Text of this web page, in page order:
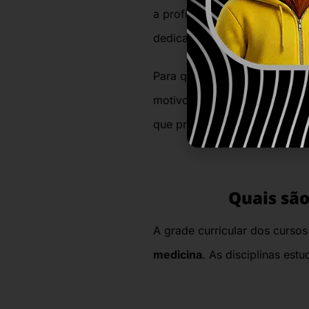
a profissão exigem muito
dedicar-se bastante aos
Para que você possa se
motivo, separamos as
que preparamos para você!
Quais
A grade curricular dos
medicina. As disciplinas